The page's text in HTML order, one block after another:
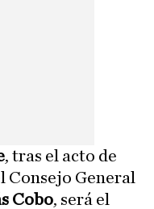
, tras el acto de
Consejo General
Cobo, será el